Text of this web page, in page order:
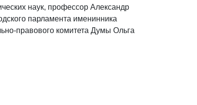
наук, профессор Александр
парламента именинника
правового комитета Думы Ольга